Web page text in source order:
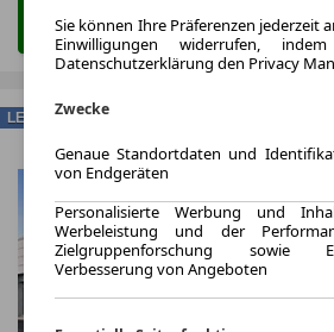
Zum Leasing Angebot
LEASING
Sie können Ihre Präferenzen jederzeit
Einwilligungen widerrufen,
Datenschutzerklärung den Privacy
Zwecke
Genaue Standortdaten und
von Endgeräten
Personalisierte Werbung und
Werbeleistung und der
Zielgruppenforschung sowie
Verbesserung von Angeboten